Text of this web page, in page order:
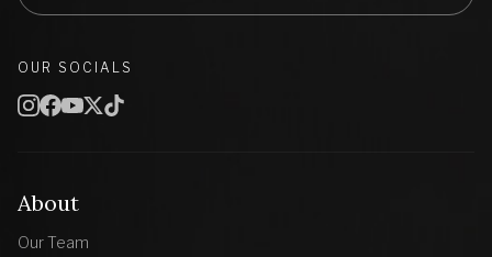
About
Our Team
OUR SOCIALS